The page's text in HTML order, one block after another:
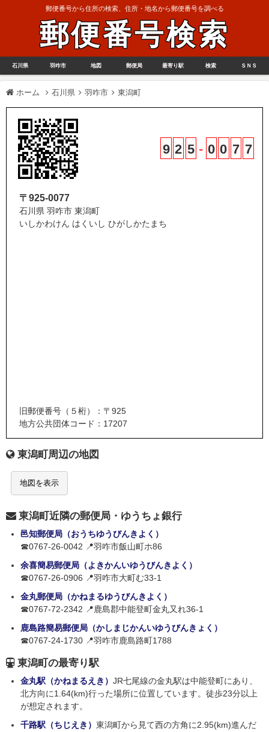
郵便番号から住所の検索、住所・地名から郵便番号を調べる
郵便番号検索
石川県 羽咋市 地図 郵便局 最寄り駅 検索 ＳＮＳ
ホーム 石川県 羽咋市 東潟町
9 2 5 - 0 0 7 7
〒925-0077
石川県 羽咋市 東潟町
いしかわけん はくいし ひがしかたまち
旧郵便番号（５桁）：〒925
地方公共団体コード：17207
東潟町周辺の地図
地図を表示
東潟町近隣の郵便局・ゆうちょ銀行
邑知郵便局（おうちゆうびんきよく）
☎0767-26-0042 📍羽咋市飯山町ホ86
余喜簡易郵便局（よきかんいゆうびんきよく）
☎0767-26-0906 📍羽咋市大町む33-1
金丸郵便局（かねまるゆうびんきよく）
☎0767-72-2342 📍鹿島郡中能登町金丸又れ36-1
鹿島路簡易郵便局（かしまじかんいゆうびんきょく）
☎0767-24-1730 📍羽咋市鹿島路町1788
東潟町の最寄り駅
金丸駅（かねまるえき） JR七尾線の金丸駅は中能登町にあり、
北方向に1.64(km)行った場所に位置しています。徒歩23分以上
が想定されます。
千路駅（ちじえき） 東潟町から見て西の方角に2.95(km)進んだ